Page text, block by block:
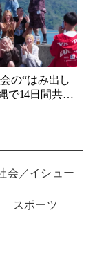
の“はみ出し
で14日間共同
会／イシュー
スポーツ